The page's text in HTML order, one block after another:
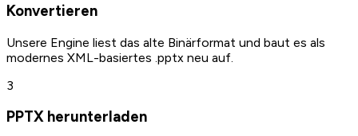
Konvertieren
Unsere Engine liest das alte Binärformat und baut es als
modernes XML-basiertes .pptx neu auf.
3
PPTX herunterladen